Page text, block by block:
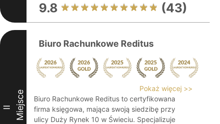
9.8 (43)
II Miejsce
Biuro Rachunkowe Reditus
Pokaż więcej >>
Biuro Rachunkowe Reditus to certyfikowana
firma księgowa, mająca swoją siedzibę przy
ulicy Duży Rynek 10 w Świeciu. Specjalizuje